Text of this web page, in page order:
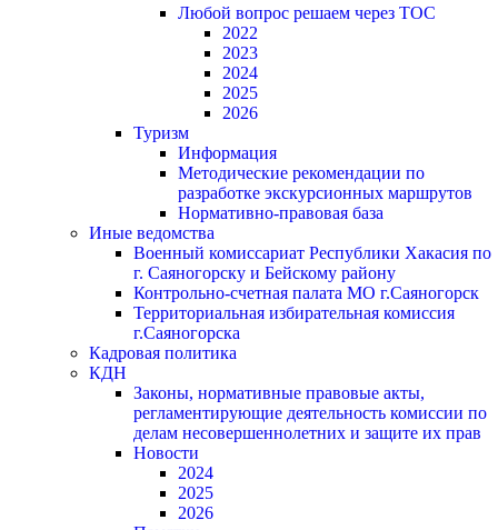
Любой вопрос решаем через ТОС
2022
2023
2024
2025
2026
Туризм
Информация
Методические рекомендации по
разработке экскурсионных маршрутов
Нормативно-правовая база
Иные ведомства
Военный комиссариат Республики Хакасия по
г. Саяногорску и Бейскому району
Контрольно-счетная палата МО г.Саяногорск
Территориальная избирательная комиссия
г.Саяногорска
Кадровая политика
КДН
Законы, нормативные правовые акты,
регламентирующие деятельность комиссии по
делам несовершеннолетних и защите их прав
Новости
2024
2025
2026